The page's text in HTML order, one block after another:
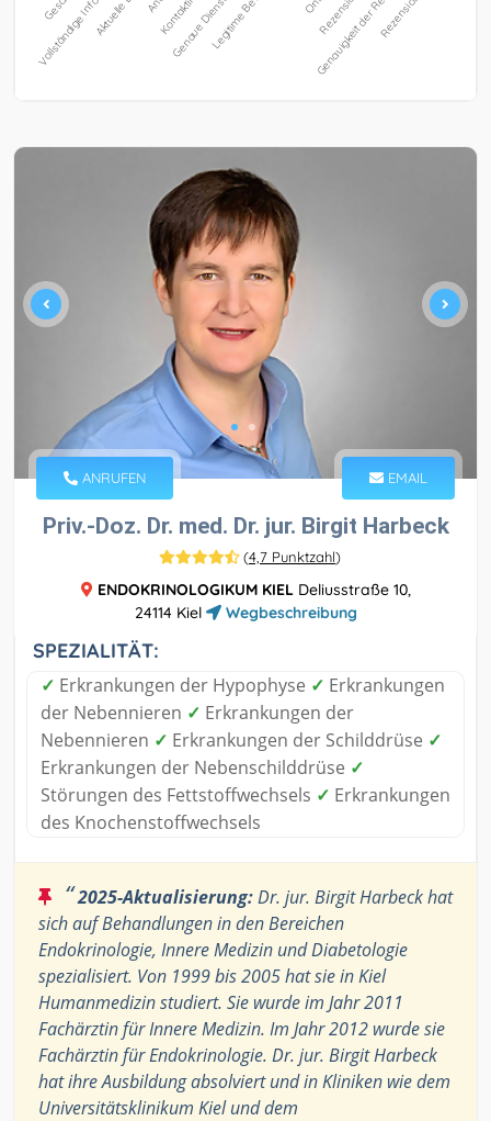
ANRUFEN EMAIL
Priv.-Doz. Dr. med. Dr. jur. Birgit Harbeck
(4,7 Punktzahl)
ENDOKRINOLOGIKUM KIELDeliusstraße 10,
24114 Kiel
Wegbeschreibung
SPEZIALITÄT:
✓ Erkrankungen der Hypophyse ✓ Erkrankungen
der Nebennieren ✓ Erkrankungen der
Nebennieren ✓ Erkrankungen der Schilddrüse ✓
Erkrankungen der Nebenschilddrüse ✓
Störungen des Fettstoffwechsels ✓ Erkrankungen
des Knochenstoffwechsels
“2025-Aktualisierung:Dr. jur. Birgit Harbeck hat
sich auf Behandlungen in den Bereichen
Endokrinologie, Innere Medizin und Diabetologie
spezialisiert. Von 1999 bis 2005 hat sie in Kiel
Humanmedizin studiert. Sie wurde im Jahr 2011
Fachärztin für Innere Medizin. Im Jahr 2012 wurde sie
Fachärztin für Endokrinologie. Dr. jur. Birgit Harbeck
hat ihre Ausbildung absolviert und in Kliniken wie dem
Universitätsklinikum Kiel und dem